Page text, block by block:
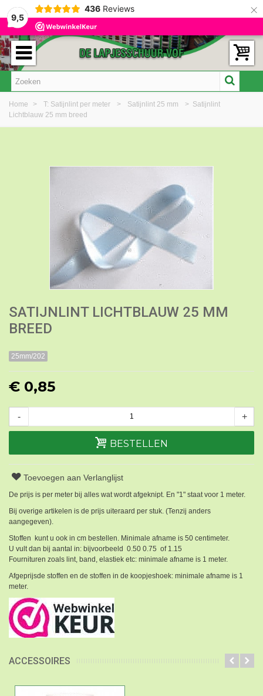
9,5
436 Reviews ×
Home > T: Satijnlint per meter > Satijnlint 25 mm > Satijnlint
Lichtblauw 25 mm breed
SATIJNLINT LICHTBLAUW 25 MM
BREED
25mm/202
€ 0,85
- +
BESTELLEN
Toevoegen aan Verlanglijst
De prijs is per meter bij alles wat wordt afgeknipt. En "1" staat voor 1 meter.
Bij overige artikelen is de prijs uiteraard per stuk. (Tenzij anders
aangegeven).
Stoffen kunt u ook in cm bestellen. Minimale afname is 50 centimeter.
U vult dan bij aantal in: bijvoorbeeld 0.50 0.75 of 1.15
Fournituren zoals lint, band, elastiek etc: minimale afname is 1 meter.
Afgeprijsde stoffen en de stoffen in de koopjeshoek: minimale afname is 1
meter.
ACCESSOIRES